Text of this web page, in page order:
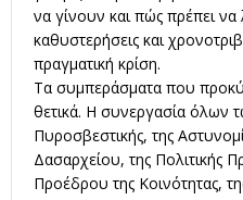
να γίνουν και πώς πρέπει
καθυστερήσεις και
πραγματική κρίση.
Τα συμπεράσματα που
θετικά. Η συνεργασία
Πυροσβεστικής, της
Δασαρχείου, της Πολιτικής
Προέδρου της Κοινότητας,